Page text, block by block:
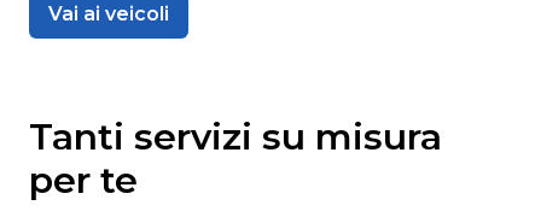
Vai ai veicoli
Tanti servizi su misura
per te